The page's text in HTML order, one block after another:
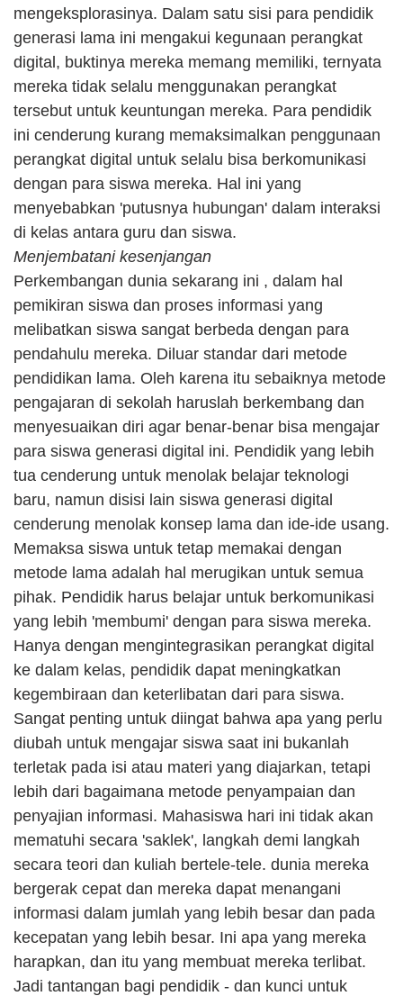
mengeksplorasinya. Dalam satu sisi para pendidik
generasi lama ini mengakui kegunaan perangkat
digital, buktinya mereka memang memiliki, ternyata
mereka tidak selalu menggunakan perangkat
tersebut untuk keuntungan mereka. Para pendidik
ini cenderung kurang memaksimalkan penggunaan
perangkat digital untuk selalu bisa berkomunikasi
dengan para siswa mereka. Hal ini yang
menyebabkan 'putusnya hubungan' dalam interaksi
di kelas antara guru dan siswa.
Menjembatani kesenjangan
Perkembangan dunia sekarang ini , dalam hal
pemikiran siswa dan proses informasi yang
melibatkan siswa sangat berbeda dengan para
pendahulu mereka. Diluar standar dari metode
pendidikan lama. Oleh karena itu sebaiknya metode
pengajaran di sekolah haruslah berkembang dan
menyesuaikan diri agar benar-benar bisa mengajar
para siswa generasi digital ini. Pendidik yang lebih
tua cenderung untuk menolak belajar teknologi
baru, namun disisi lain siswa generasi digital
cenderung menolak konsep lama dan ide-ide usang.
Memaksa siswa untuk tetap memakai dengan
metode lama adalah hal merugikan untuk semua
pihak. Pendidik harus belajar untuk berkomunikasi
yang lebih 'membumi' dengan para siswa mereka.
Hanya dengan mengintegrasikan perangkat digital
ke dalam kelas, pendidik dapat meningkatkan
kegembiraan dan keterlibatan dari para siswa.
Sangat penting untuk diingat bahwa apa yang perlu
diubah untuk mengajar siswa saat ini bukanlah
terletak pada isi atau materi yang diajarkan, tetapi
lebih dari bagaimana metode penyampaian dan
penyajian informasi. Mahasiswa hari ini tidak akan
mematuhi secara 'saklek', langkah demi langkah
secara teori dan kuliah bertele-tele. dunia mereka
bergerak cepat dan mereka dapat menangani
informasi dalam jumlah yang lebih besar dan pada
kecepatan yang lebih besar. Ini apa yang mereka
harapkan, dan itu yang membuat mereka terlibat.
Jadi tantangan bagi pendidik - dan kunci untuk